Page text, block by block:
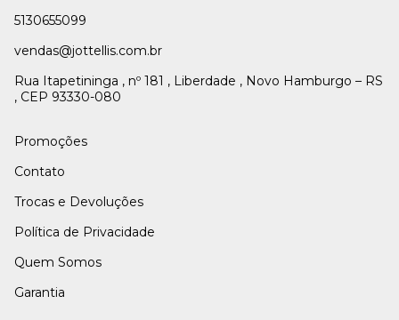
5130655099
vendas@jottellis.com.br
Rua Itapetininga , nº 181 , Liberdade , Novo Hamburgo – RS
, CEP 93330-080
Promoções
Contato
Trocas e Devoluções
Política de Privacidade
Quem Somos
Garantia